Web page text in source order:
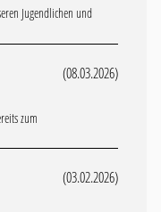
Jugendlichen und
(08.03.2026)
zum
(03.02.2026)